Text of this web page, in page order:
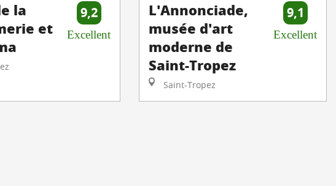
la
et
9,2
Excellent
L'Annonciade,
musée d'art
moderne de
Saint-Tropez
Saint-Tropez
9,1
Excellent